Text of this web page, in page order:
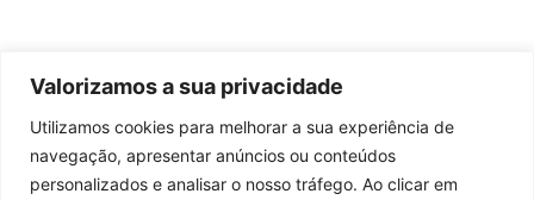
Valorizamos a sua privacidade
Utilizamos cookies para melhorar a sua experiência de
navegação, apresentar anúncios ou conteúdos
personalizados e analisar o nosso tráfego. Ao clicar em